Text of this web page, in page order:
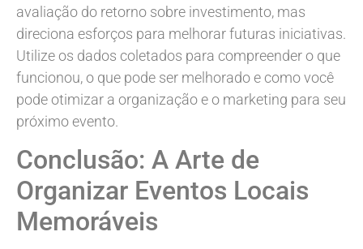
avaliação do retorno sobre investimento, mas
direciona esforços para melhorar futuras iniciativas.
Utilize os dados coletados para compreender o que
funcionou, o que pode ser melhorado e como você
pode otimizar a organização e o marketing para seu
próximo evento.
Conclusão: A Arte de
Organizar Eventos Locais
Memoráveis